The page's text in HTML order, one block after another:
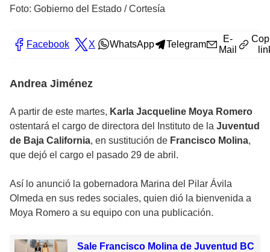
Foto: Gobierno del Estado / Cortesía
Facebook X WhatsApp Telegram
E-
Mail
Andrea Jiménez
A partir de este martes, Karla Jacqueline Moya Romero
ostentará el cargo de directora del Instituto de la Juventud
de Baja California, en sustitución de Francisco Molina,
que dejó el cargo el pasado 29 de abril.
Así lo anunció la gobernadora Marina del Pilar Ávila
Olmeda en sus redes sociales, quien dió la bienvenida a
Moya Romero a su equipo con una publicación.
Sale Francisco Molina de Juventud BC